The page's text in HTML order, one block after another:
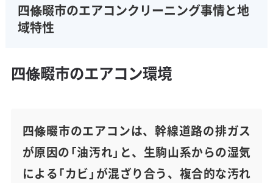
四條畷市のエアコンクリーニング事情と地
域特性
四條畷市のエアコン環境
四條畷市のエアコンは、幹線道路の排ガス
が原因の「油汚れ」と、生駒山系からの湿気
による「カビ」が混ざり合う、複合的な汚れ